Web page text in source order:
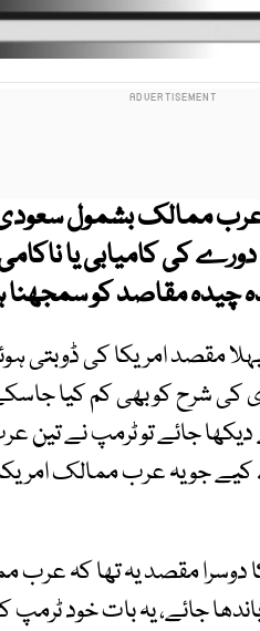
ممالک بشمول
کی کامیابی یا
مقاصد کو سمجھنا
مقصد امریکا کی ڈوبتی
کی شرح کو بھی کم کیا
جائے تو ٹرمپ نے
جو یہ عرب ممالک
مقصد یہ تھا کہ عرب
جائے، یہ بات خود ٹرمپ